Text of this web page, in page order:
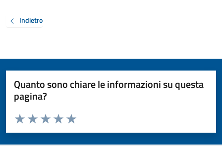
Indietro
Quanto sono chiare le informazioni su questa
pagina?
Valuta da 1 a 5 stelle la pagina
Valuta 5 stelle su 5
Valuta 4 stelle su 5
Valuta 3 stelle su 5
Valuta 2 stelle su 5
Valuta 1 stelle su 5